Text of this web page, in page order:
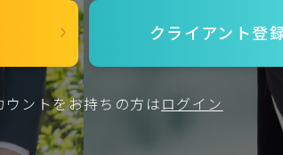
クライアント登
ウントをお持ちの方はログイン